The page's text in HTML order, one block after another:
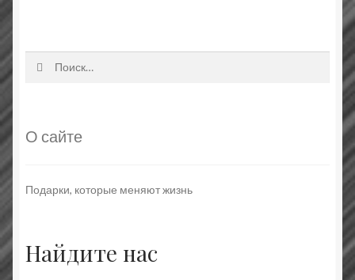
О сайте
Подарки, которые меняют жизнь
Найдите нас